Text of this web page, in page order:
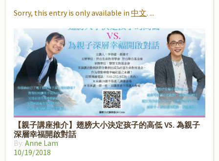
Sorry, this entry is only available in中文.
【親子講座推介】翅膀大小決定孩子的高低 VS. 為親子
深層幸福開啟對話
By: Anne Lam
10/19/2018